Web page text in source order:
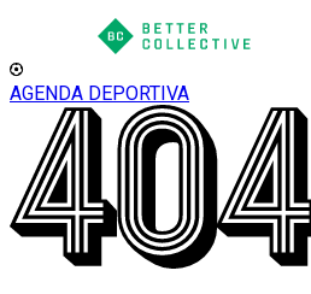
AGENDA DEPORTIVA